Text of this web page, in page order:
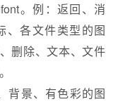
。例：返回、消
、各文件类型的图
删除、文本、文件
背景、有色彩的图